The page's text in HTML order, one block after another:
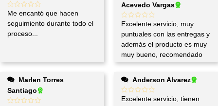
Me encantó que hacen
seguimiento durante todo el
proceso...
Acevedo Vargas
Excelente servicio, muy
puntuales con las entregas y
además el producto es muy
muy bueno, recomendado
Santiago
Anderson Alvarez
Excelente servicio, tienen